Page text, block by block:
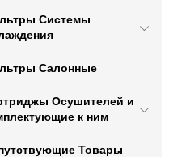
Системы
Салонные
Осушителей и
к ним
Товары